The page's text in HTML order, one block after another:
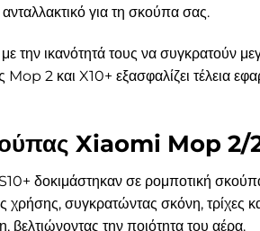
για τη σκούπα σας.
ικανότητά τους να συγκρατούν
2 και X10+ εξασφαλίζει τέλεια
Xiaomi Mop 2/
δοκιμάστηκαν σε ρομποτική
χρήσης, συγκρατώντας σκόνη, τρίχες
βελτιώνοντας την ποιότητα του αέρα.